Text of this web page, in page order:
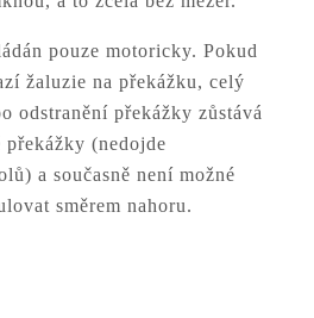
pouze motoricky. Pokud
žaluzie na překážku, celý
odstranění překážky zůstává
překážky (nedojde
a současně není možné
směrem nahoru.